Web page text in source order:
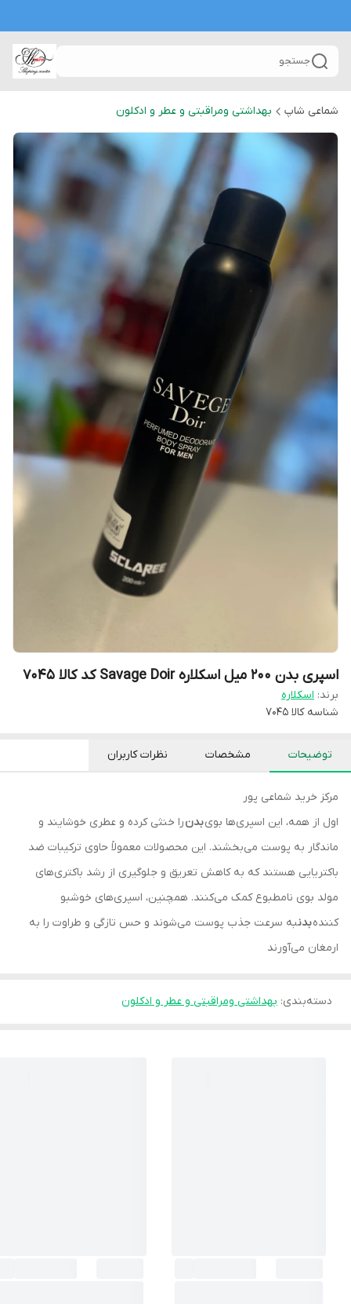
جستجو
شماعی شاپ بهداشتی ومراقبتی و عطر و ادکلون
اسپری بدن ۲۰۰ میل اسکلاره Savage Doir کد کالا ۷۰۴۵
برند: اسکلاره
شناسه کالا ۷۰۴۵
توضیحات مشخصات نظرات کاربران
مرکز خرید شماعی پور
اول از همه، این اسپری‌ها بویبدنرا خنثی کرده و عطری خوشایند و
ماندگار به پوست می‌بخشند. این محصولات معمولاً حاوی ترکیبات ضد
باکتریایی هستند که به کاهش تعریق و جلوگیری از رشد باکتری‌های
مولد بوی نامطبوع کمک می‌کنند. همچنین، اسپری‌های خوشبو
کنندهبدنبه سرعت جذب پوست می‌شوند و حس تازگی و طراوت را به
ارمغان می‌آورند
دسته‌بندی: بهداشتی ومراقبتی و عطر و ادکلون